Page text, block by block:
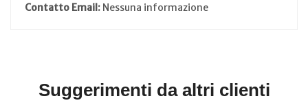
Contatto Email: Nessuna informazione
Suggerimenti da altri clienti